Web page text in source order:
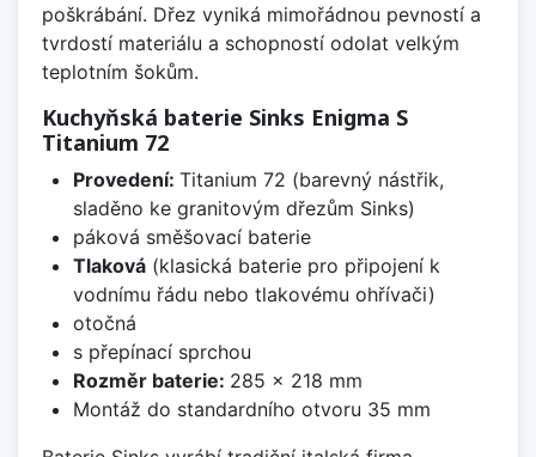
poškrábání. Dřez vyniká mimořádnou pevností a
tvrdostí materiálu a schopností odolat velkým
teplotním šokům.
Kuchyňská baterie Sinks Enigma S
Titanium 72
Provedení: Titanium 72 (barevný nástřik,
sladěno ke granitovým dřezům Sinks)
páková směšovací baterie
Tlaková(klasická baterie pro připojení k
vodnímu řádu nebo tlakovému ohřívači)
otočná
s přepínací sprchou
Rozměr baterie: 285 x 218 mm
Montáž do standardního otvoru 35 mm